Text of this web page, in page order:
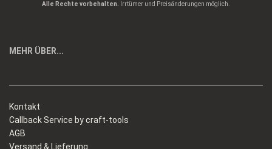
Alle Rechte vorbehalten. Irrtümer und Preisänderungen möglich.
MEHR ÜBER...
Kontakt
Callback Service by craft-tools
AGB
Versand & Lieferung